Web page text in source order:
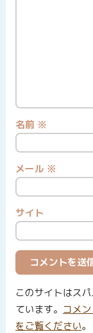
名前 ※
メール ※
サイト
このサイトはス
ています。 コメ
をご覧ください。